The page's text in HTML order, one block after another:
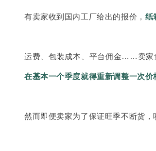
有卖家收到国内工厂给出的报价， 纸
运费、包装成本、平台佣金……卖家
在基本一个季度就得重新调整一次价
然而即便卖家为了保证旺季不断货，